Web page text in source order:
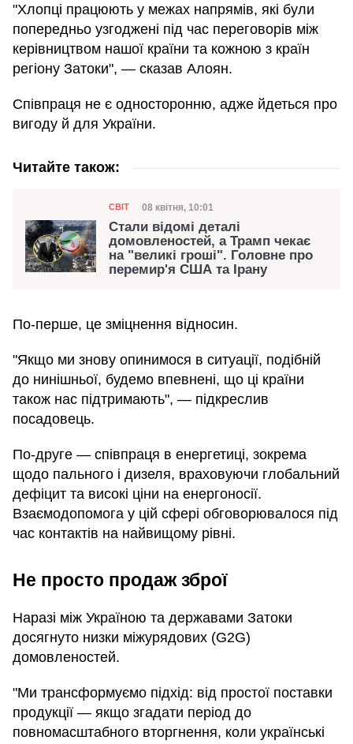
"Хлопці працюють у межах напрямів, які були
попередньо узгоджені під час переговорів між
керівництвом нашої країни та кожною з країн
регіону Затоки", — сказав Алоян.
Співпраця не є односторонню, адже йдеться про
вигоду й для України.
Читайте також:
Категорія
СВІТ Дата публікації
08 квітня, 10:01
Стали відомі деталі
домовленостей, а Трамп чекає
на "великі гроші". Головне про
перемир'я США та Ірану
По-перше, це зміцнення відносин.
"Якщо ми знову опинимося в ситуації, подібній
до нинішньої, будемо впевнені, що ці країни
також нас підтримають", — підкреслив
посадовець.
По-друге — співпраця в енергетиці, зокрема
щодо пального і дизеля, враховуючи глобальний
дефіцит та високі ціни на енергоносії.
Взаємодопомога у цій сфері обговорювалося під
час контактів на найвищому рівні.
Не просто продаж зброї
Наразі між Україною та державами Затоки
досягнуто низки міжурядових (G2G)
домовленостей.
"Ми трансформуємо підхід: від простої поставки
продукції — якщо згадати період до
повномасштабного вторгнення, коли українські